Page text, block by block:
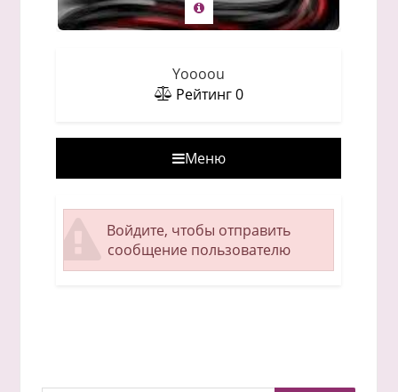
Yoooou
Рейтинг0
Меню
Войдите, чтобы отправить
сообщение пользователю